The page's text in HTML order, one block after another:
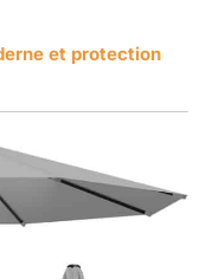
et protection